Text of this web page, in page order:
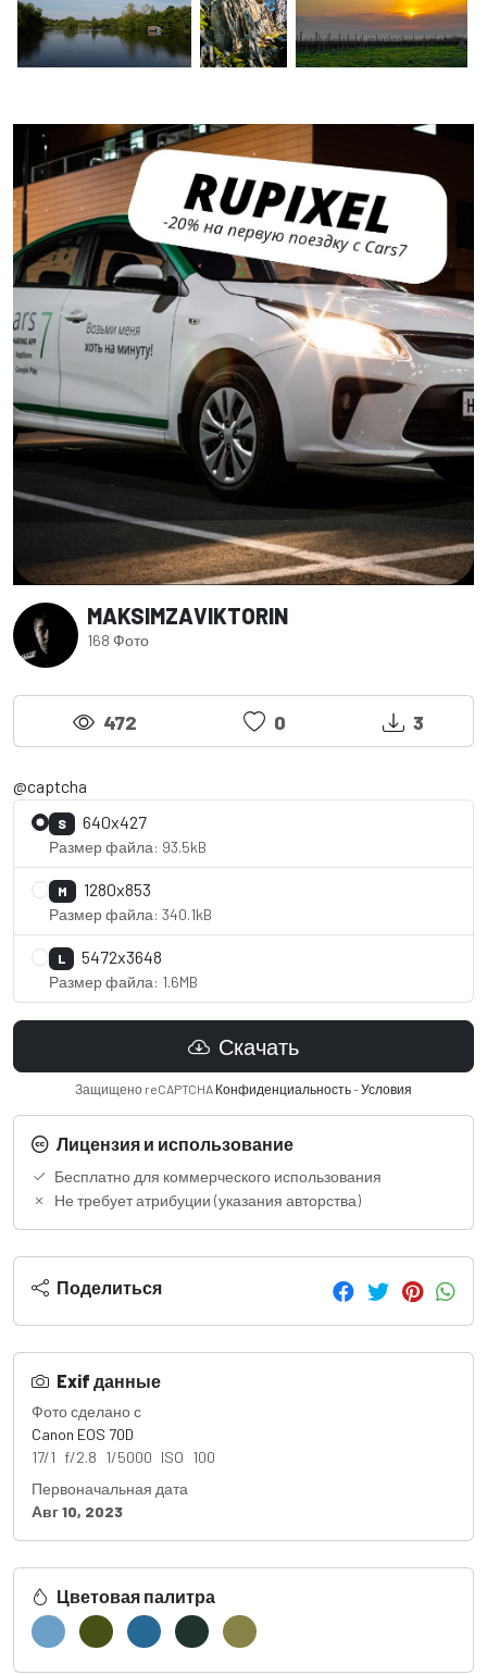
MAKSIMZAVIKTORIN
168 Фото
472 0 3
@captcha
S 640x427
Размер файла: 93.5kB
M 1280x853
Размер файла: 340.1kB
L 5472x3648
Размер файла: 1.6MB
Скачать
Защищено reCAPTCHA Конфиденциальность-Условия
Лицензия и использование
Бесплатно для коммерческого использования
Не требует атрибуции (указания авторства)
Поделиться
Exif данные
Фото сделано с
Canon EOS 70D
17/1 f/2.8 1/5000 ISO 100
Первоначальная дата
Авг 10, 2023
Цветовая палитра